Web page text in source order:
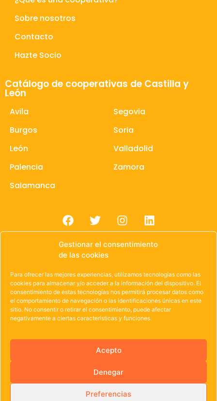
Gestionar el consentimiento
de las cookies
Para ofrecer las mejores experiencias, utilizamos tecnologías como las
cookies para almacenar y/o acceder a la información del dispositivo. El
consentimiento de estas tecnologías nos permitirá procesar datos como
el comportamiento de navegación o las identificaciones únicas en este
sitio. No consentir o retirar el consentimiento, puede afectar
negativamente a ciertas características y funciones.
Acepto
Denegar
Preferencias
Sobre nosotros
Contacto
Hazte Socio
Catálogo de cooperativas de Castilla y
León
Avila
Burgos
León
Palencia
Salamanca
Segovia
Soria
Valladolid
Zamora
© 1985 – 2021 | OWEN Unión de Cooperativas de
Trabajo de Castilla y León
Aviso Legal·Política de Privacidad·Política de